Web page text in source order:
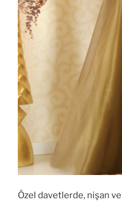
Özel davetlerde, nişan ve